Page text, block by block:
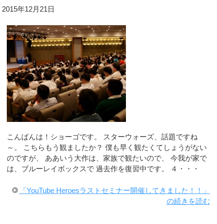
2015年12月21日
こんばんは！ショーゴです。 スターウォーズ、話題ですね
～。 こちらもう観ましたか？ 僕も早く観たくてしょうがない
のですが、 ああいう大作は、家族で観たいので、 今我が家で
は、ブルーレイボックスで 過去作を復習中です。 ４・・・
「YouTube Heroesラストセミナー開催してきました！！」
の続きを読む